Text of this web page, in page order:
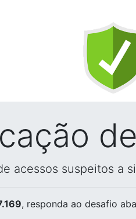
acessos suspeitos a
, responda ao desafio